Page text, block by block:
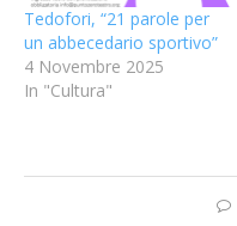
Tedofori, “21 parole per
un abbecedario sportivo”
4 Novembre 2025
In "Cultura"